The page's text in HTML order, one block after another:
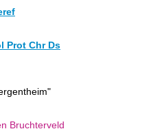
Prot Chr Ds
Bruchterveld